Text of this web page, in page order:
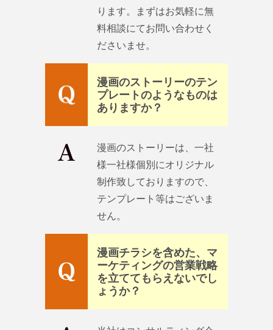
ります。まずはお気軽に無
料相談にてお問い合わせく
ださいませ。
漫画のストーリーのテン
プレートのようなものは
ありますか？
漫画のストーリーは、一社
様一社様個別にオリジナル
制作致しておりますので、
テンプレート等はございま
せん。
漫画チラシを含めた、マ
ーケティングの営業戦略
を立ててもらえないでし
ょうか？